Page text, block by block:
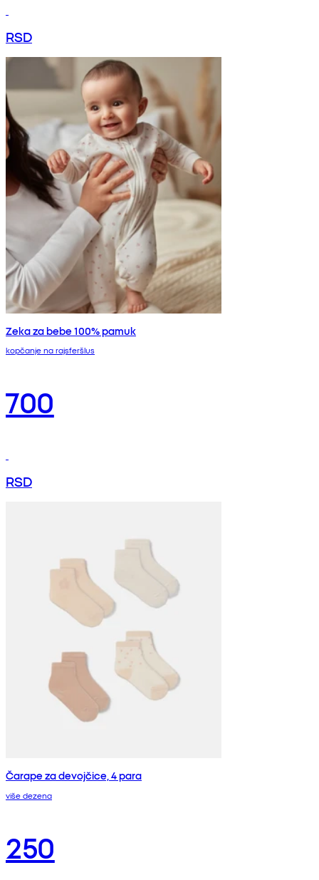
RSD
Zeka za bebe 100% pamuk
kopčanje na rajsferšlus
700
RSD
Čarape za devojčice, 4 para
više dezena
250